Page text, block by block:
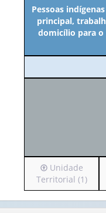
Pessoas
principal,
domicílio para o
Irá
para
o
cabeçalho
Unidade
Territorial (1)